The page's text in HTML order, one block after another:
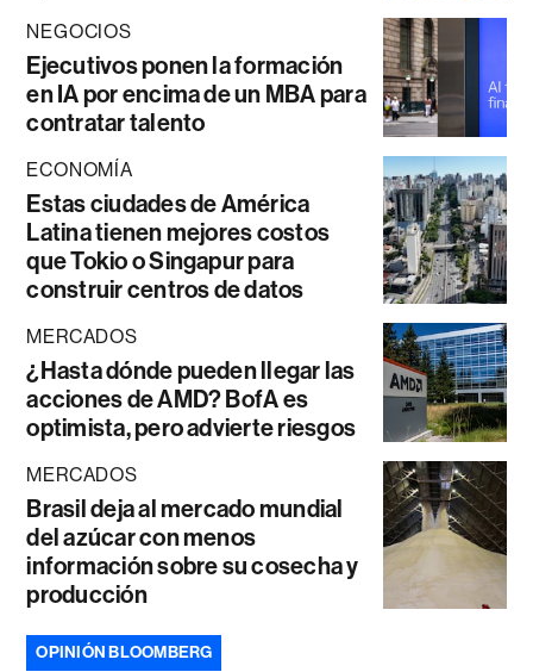
NEGOCIOS
Ejecutivos ponen la formación
en IA por encima de un MBA para
contratar talento
ECONOMÍA
Estas ciudades de América
Latina tienen mejores costos
que Tokio o Singapur para
construir centros de datos
MERCADOS
¿Hasta dónde pueden llegar las
acciones de AMD? BofA es
optimista, pero advierte riesgos
MERCADOS
Brasil deja al mercado mundial
del azúcar con menos
información sobre su cosecha y
producción
OPINIÓN BLOOMBERG